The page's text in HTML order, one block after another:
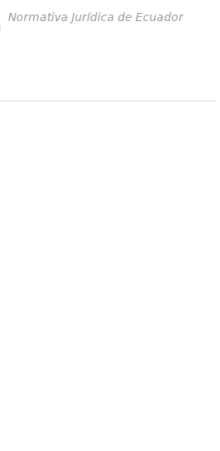
Normativa Jurídica de Ecuador